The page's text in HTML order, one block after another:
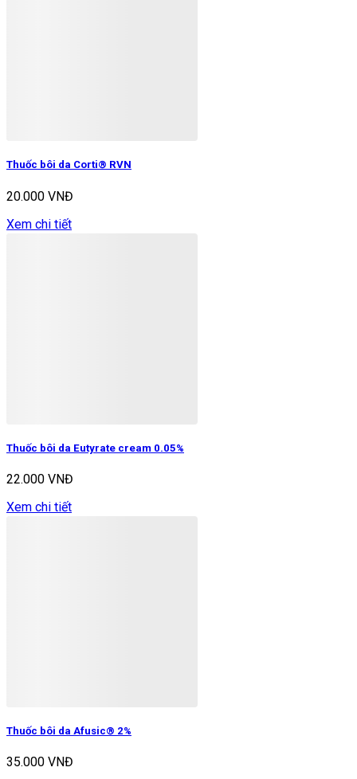
Thuốc bôi da Corti® RVN
20.000 VNĐ
Xem chi tiết
Thuốc bôi da Eutyrate cream 0.05%
22.000 VNĐ
Xem chi tiết
Thuốc bôi da Afusic® 2%
35.000 VNĐ